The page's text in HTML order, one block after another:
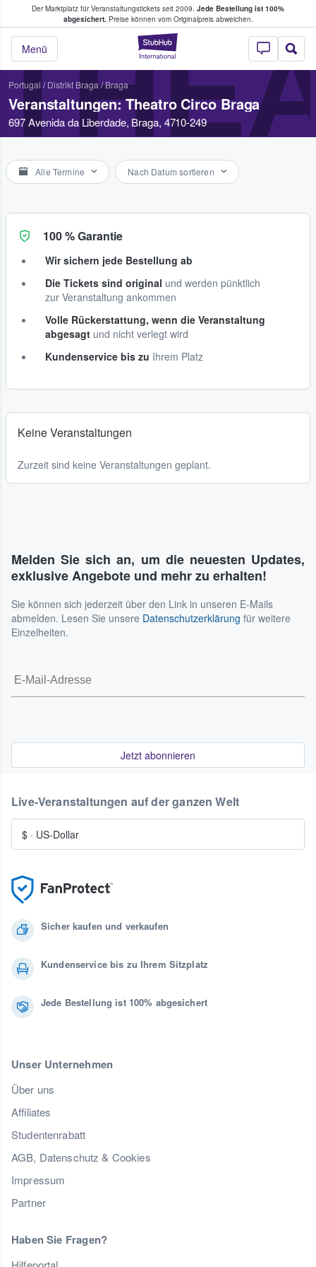
Der Marktplatz für Veranstaltungstickets seit 2009. Jede Bestellung ist 100%
abgesichert.Preise können vom Originalpreis abweichen.
StubHub - Wo
Menü
Tickets kaufen & verkaufen
Portugal / Distrikt Braga/Braga
Veranstaltungen: Theatro Circo Braga
697 Avenida da Liberdade, Braga, 4710-249
Alle Termine Nach Datum sortieren
100 % Garantie
Wir sichern jede Bestellung ab
Die Tickets sind original und werden pünktlich
zur Veranstaltung ankommen
Volle Rückerstattung, wenn die Veranstaltung
abgesagt und nicht verlegt wird
Kundenservice bis zu Ihrem Platz
Keine Veranstaltungen
Zurzeit sind keine Veranstaltungen geplant.
Melden Sie sich an, um die neuesten Updates,
exklusive Angebote und mehr zu erhalten!
Sie können sich jederzeit über den Link in unseren E-Mails
abmelden. Lesen Sie unsere Datenschutzerklärung für weitere
Einzelheiten.
Jetzt abonnieren
Sicher kaufen und verkaufen
Kundenservice bis zu Ihrem Sitzplatz
Jede Bestellung ist 100% abgesichert
Unser Unternehmen
Über uns
Affiliates
Studentenrabatt
AGB, Datenschutz & Cookies
Impressum
Partner
Haben Sie Fragen?
Live-Veranstaltungen auf der ganzen Welt
$ · US-Dollar